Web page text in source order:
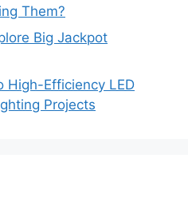
Them?
Big Jackpot
High-Efficiency LED
Projects